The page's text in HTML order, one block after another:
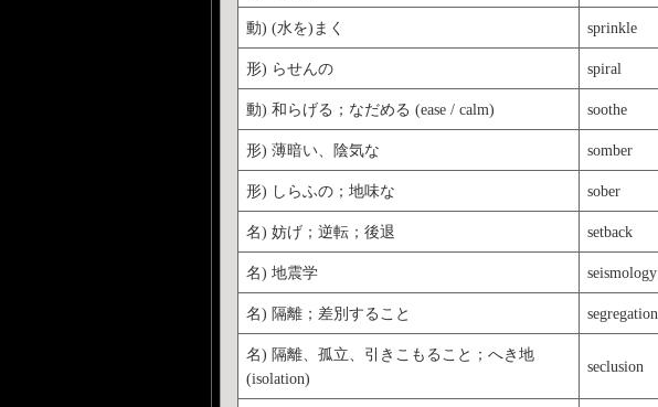
動) (水を)まく sprinkle
形) らせんの spiral
動) 和らげる；なだめる (ease / calm) soothe
形) 薄暗い、陰気な somber
形) しらふの；地味な sober
名) 妨げ；逆転；後退 setback
名) 地震学 seismology
名) 隔離；差別すること segregation
名) 隔離、孤立、引きこもること；へき地
(isolation)
seclusion